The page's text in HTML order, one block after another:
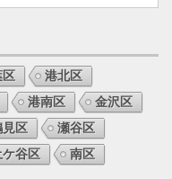
区
港北区
港南区
金沢区
見区
瀬谷区
谷区 南区